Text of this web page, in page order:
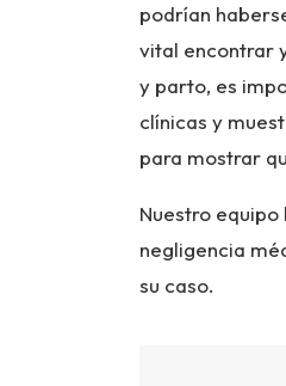
podrían
vital encontrar
y parto, es
clínicas y
para mostrar
Nuestro
negligencia
su caso.